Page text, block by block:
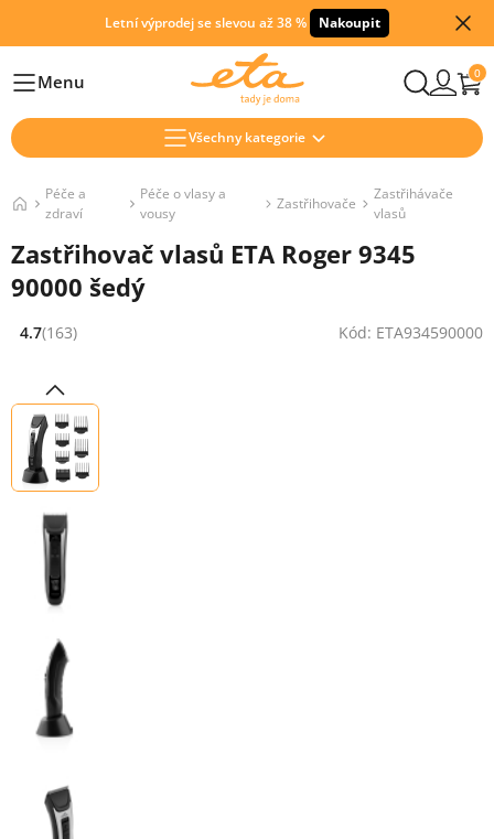
Letní výprodej se slevou až 38 % Nakoupit
HlavníMenu 0
Všechny kategorie
Péče a
zdraví
Péče o vlasy a
vousy
Zastřihovače
Zastřihávače
vlasů
Zastřihovač vlasů ETA Roger 9345
90000 šedý
Hodnocení: 4.7 z 5 (163 recenzí)
4.7(163) Kód: ETA934590000